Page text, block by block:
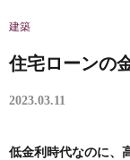
建築
住宅ローンの
2023.03.11
低金利時代なのに、